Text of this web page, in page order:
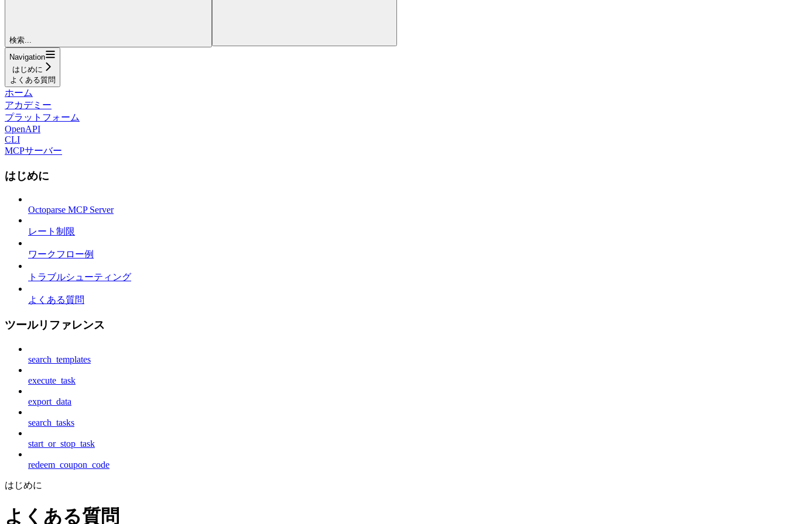
検索...
Navigation
はじめに
よくある質問
ホーム
アカデミー
プラットフォーム
OpenAPI
CLI
MCPサーバー
はじめに
Octoparse MCP Server
レート制限
ワークフロー例
トラブルシューティング
よくある質問
ツールリファレンス
search_templates
execute_task
export_data
search_tasks
start_or_stop_task
redeem_coupon_code
はじめに
よくある質問